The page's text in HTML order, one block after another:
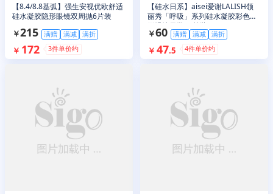
【8.4/8.8基弧】强生安视优欧舒适
硅水凝胶隐形眼镜双周抛6片装
￥215 满赠 满减 满折
￥ 172 3件单价约
【硅水日系】aisei爱谢LALISH领
丽秀「呼吸」系列硅水凝胶彩色隐
形眼镜日抛10片装
￥60 满赠 满减 满折
￥ 47.5 4件单价约